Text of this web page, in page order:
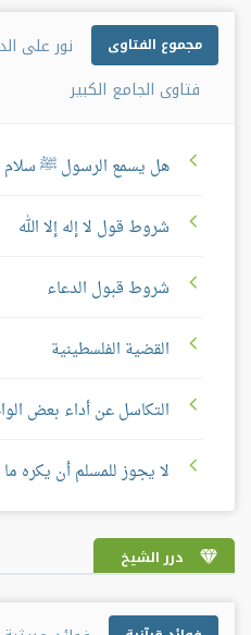
تستشري بين الناس بطريقة
الجواب، وتخصيص محاضرات
عليكم.
الجواب: هذا الذي ذكره السائل
ويقال لها: الجعفرية، ويقال لها:
قيادة هذه الدولة الخميني،
علماء من أهل السنة، قد تنبهوا
ووسيلة إلى الشرك بالله،
وأرضاهم- وإلى عبادة الحسين،
بالله- فهذا أمر معلوم،
وهكذا الدعاة، والتابعون لدار
عندهم العلم بهذا، وعندهم
ينفع الله به الأمة. والواجب على
مجموع الفتاوى نور على
فتاوى الجامع الكبير
هل يسمع الرسول ﷺ سلام
شروط قول لا إله إلا الله
شروط قبول الدعاء
القضية الفلسطينية
التكاسل عن أداء بعض
لا يجوز للمسلم أن يكره ما
درر الشيخ